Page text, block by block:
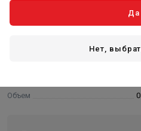
Объем 0
Да
Нет,